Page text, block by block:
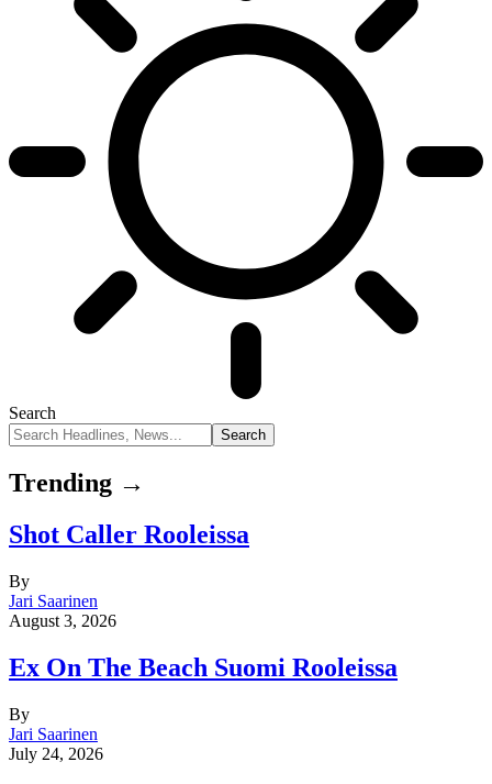
Search
Trending →
Shot Caller Rooleissa
By
Jari Saarinen
August 3, 2026
Ex On The Beach Suomi Rooleissa
By
Jari Saarinen
July 24, 2026